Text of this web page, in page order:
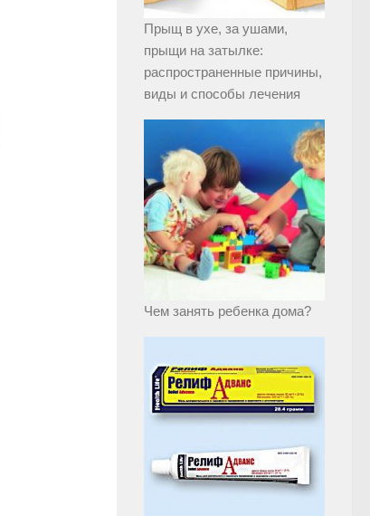
Прыщ в ухе, за ушами,
прыщи на затылке:
распространенные причины,
виды и способы лечения
Чем занять ребенка дома?